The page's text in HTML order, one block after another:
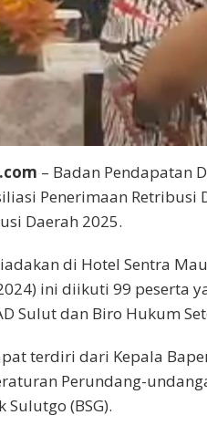
– Badan Pendapatan
Penerimaan
Daerah 2025.
di Hotel Sentra
ini diikuti 99 peserta
Sulut dan Biro Hukum
terdiri dari Kepala
Perundang-
(BSG).